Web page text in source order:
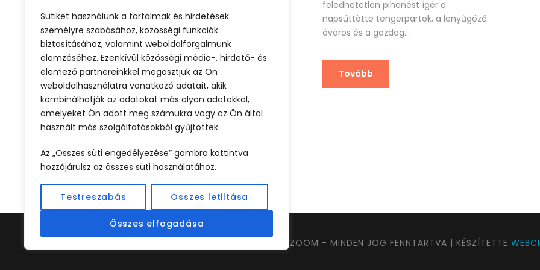
Sütiket használunk a tartalmak és hirdetések
személyre szabásához, közösségi funkciók
biztosításához, valamint weboldalforgalmunk
elemzéséhez. Ezenkívül közösségi média-, hirdető- és
elemező partnereinkkel megosztjuk az Ön
weboldalhasználatra vonatkozó adatait, akik
kombinálhatják az adatokat más olyan adatokkal,
amelyeket Ön adott meg számukra vagy az Ön által
használt más szolgáltatásokból gyűjtöttek.
Az „Összes süti engedélyezése” gombra kattintva
hozzájárulsz az összes süti használatához.
Testreszabás Összes letiltása
Összes elfogadása
hegyvidéki tájakat, kristálytiszta
tengerpartokat és történelmi
városokat találunk. Rafting a Tara-
szurdokban, a...
Tovább
feledhetetlen pihenést ígér a
napsüttötte tengerpartok, a lenyűgöző
óváros és a gazdag...
Tovább
©2024 UTAZOOM - MINDEN JOG FENNTARTVA | KÉSZÍTETTE